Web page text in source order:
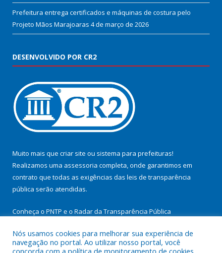
Prefeitura entrega certificados e máquinas de costura pelo
Projeto Mãos Marajoaras 4 de março de 2026
DESENVOLVIDO POR CR2
Muito mais que criar site ou sistema para prefeituras!
Realizamos uma assessoria completa, onde garantimos em
contrato que todas as exigências das leis de transparência
pública serão atendidas.
Conheça o PNTP e o Radar da Transparência Pública
Nós usamos cookies para melhorar sua experiência de
navegação no portal. Ao utilizar nosso portal, você
concorda com a política de monitoramento de cookies.